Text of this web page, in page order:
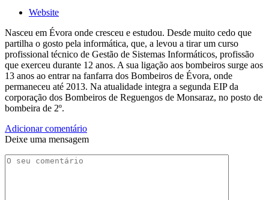
Website
Nasceu em Évora onde cresceu e estudou. Desde muito cedo que
partilha o gosto pela informática, que, a levou a tirar um curso
profissional técnico de Gestão de Sistemas Informáticos, profissão
que exerceu durante 12 anos. A sua ligação aos bombeiros surge aos
13 anos ao entrar na fanfarra dos Bombeiros de Évora, onde
permaneceu até 2013. Na atualidade integra a segunda EIP da
corporação dos Bombeiros de Reguengos de Monsaraz, no posto de
bombeira de 2º.
Adicionar comentário
Deixe uma mensagem